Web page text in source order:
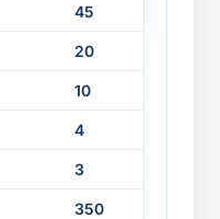
45
20
10
4
3
350